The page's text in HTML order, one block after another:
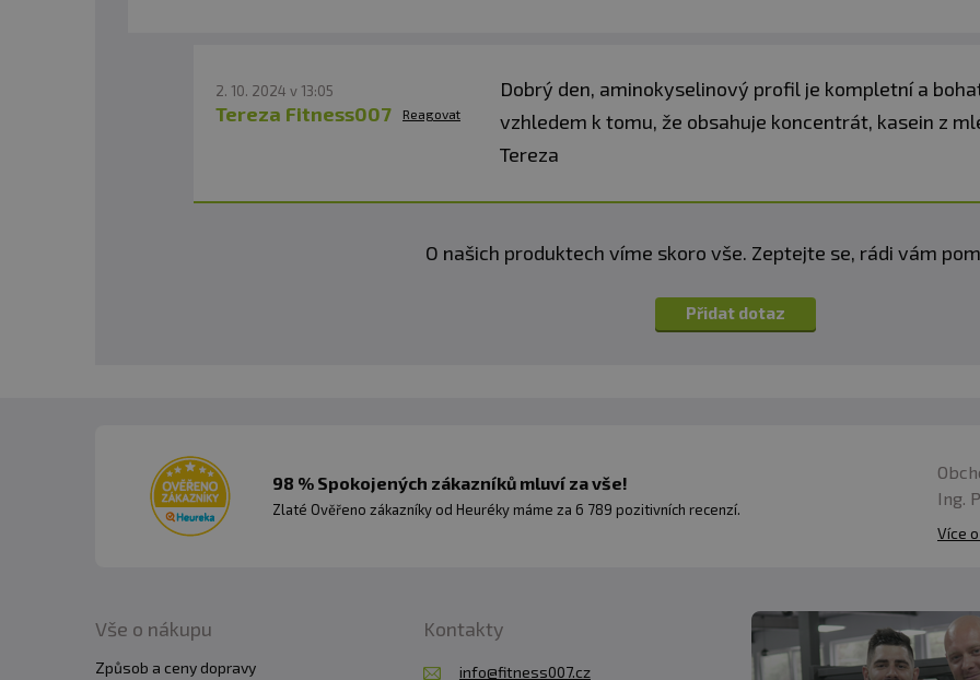
2. 10. 2024 v 13:05
Tereza Fitness007 Reagovat
Dobrý den, aminokyselinový profil je kompletní a
vzhledem k tomu, že obsahuje koncentrát, kasein z
Tereza
O našich produktech víme skoro vše. Zeptejte se, rádi vám
Přidat dotaz
98 % Spokojených zákazníků mluví za vše!
Zlaté Ověřeno zákazníky od Heuréky máme za 6 789 pozitivních recenzí.
Ing.
Více
Vše o nákupu
Způsob a ceny dopravy
Kontakty
info@fitness007.cz